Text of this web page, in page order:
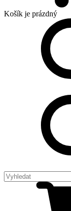
Košík je prázdný